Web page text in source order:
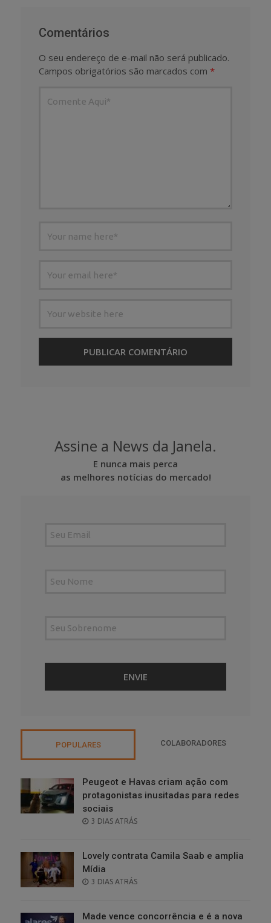
Comentários
O seu endereço de e-mail não será publicado.
Campos obrigatórios são marcados com *
Assine a News da Janela.
E nunca mais perca
as melhores notícias do mercado!
POPULARES COLABORADORES
Peugeot e Havas criam ação com
protagonistas inusitadas para redes
sociais
POSTED
3 DIAS ATRÁS
Lovely contrata Camila Saab e amplia
Mídia
POSTED
3 DIAS ATRÁS
Made vence concorrência e é a nova